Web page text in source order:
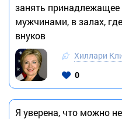
занять
мужчинами, в залах,
внуков
Хиллари
0
Я уверена, что можно